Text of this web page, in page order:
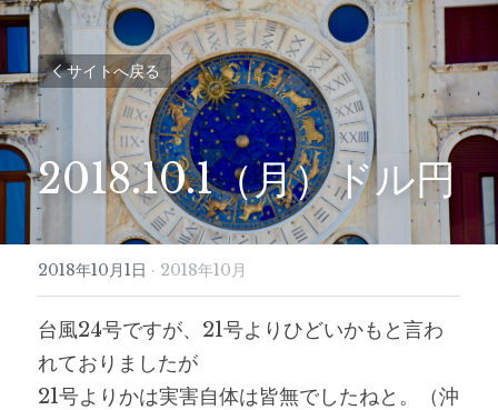
サイトへ戻る
2018.10.1（月）ドル円
2018年10月1日 · 2018年10月
台風24号ですが、21号よりひどいかもと言わ
れておりましたが
21号よりかは実害自体は皆無でしたねと。（沖